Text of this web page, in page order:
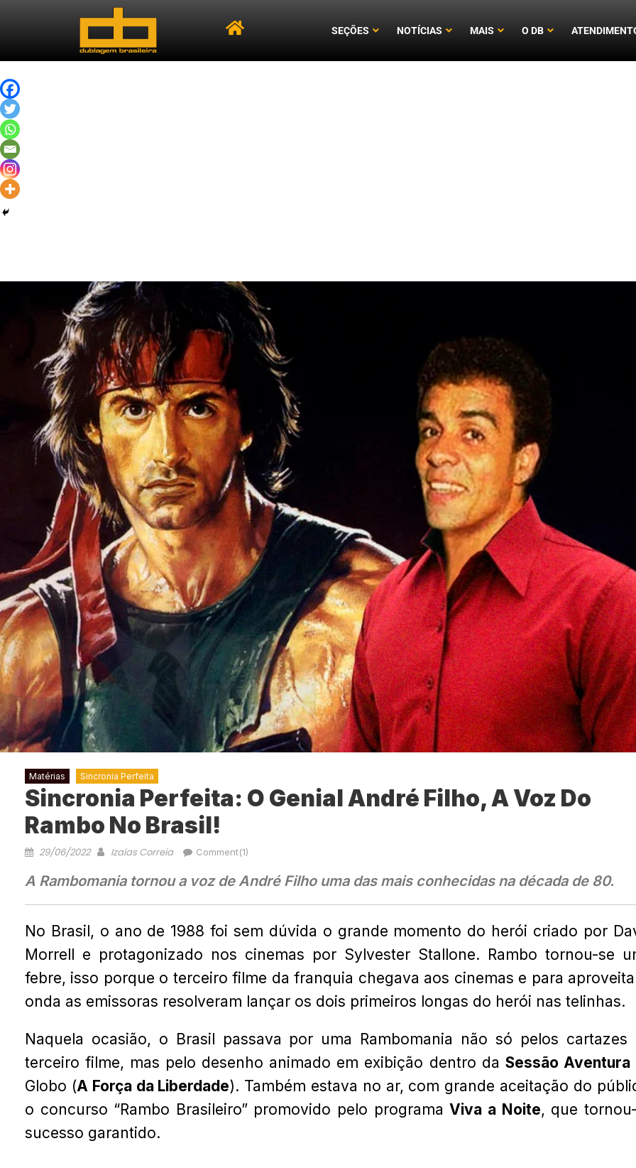
SEÇÕES NOTÍCIAS MAIS O DB
Matérias Sincronia Perfeita
Sincronia Perfeita: O Genial André Filho, A Voz Do
Rambo No Brasil!
29/06/2022 Izaías Correia Comment(1)
A Rambomania tornou a voz de André Filho uma das mais conhecidas na década de 80.
No Brasil, o ano de 1988 foi sem dúvida o grande momento do herói criado por
Morrell e protagonizado nos cinemas por Sylvester Stallone. Rambo tornou-se
febre, isso porque o terceiro filme da franquia chegava aos cinemas e para
onda as emissoras resolveram lançar os dois primeiros longas do herói nas telinhas.
Naquela ocasião, o Brasil passava por uma Rambomania não só pelos cartazes
terceiro filme, mas pelo desenho animado em exibição dentro da Sessão Aventura
Globo (A Força da Liberdade). Também estava no ar, com grande aceitação do
o concurso “Rambo Brasileiro” promovido pelo programaViva a Noite, que
sucesso garantido.